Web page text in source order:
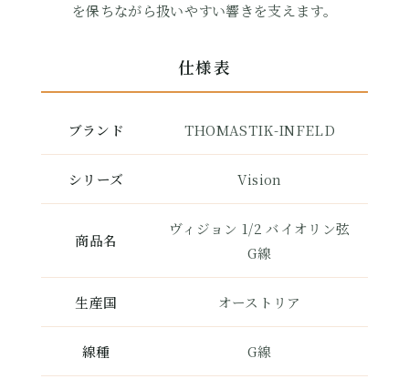
を保ちながら扱いやすい響きを支えます。
仕様表
ブランド THOMASTIK-INFELD
シリーズ Vision
商品名
ヴィジョン 1/2 バイオリン弦
G線
生産国 オーストリア
線種 G線